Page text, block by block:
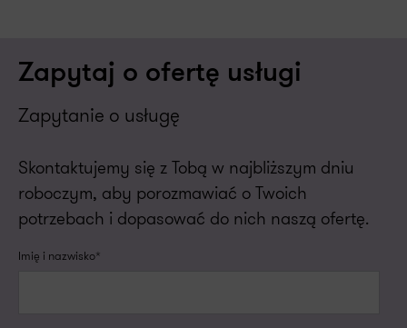
Zapytaj o ofertę usługi
Zapytanie o usługę
Skontaktujemy się z Tobą w najbliższym dniu
roboczym, aby porozmawiać o Twoich
potrzebach i dopasować do nich naszą ofertę.
Imię i nazwisko*